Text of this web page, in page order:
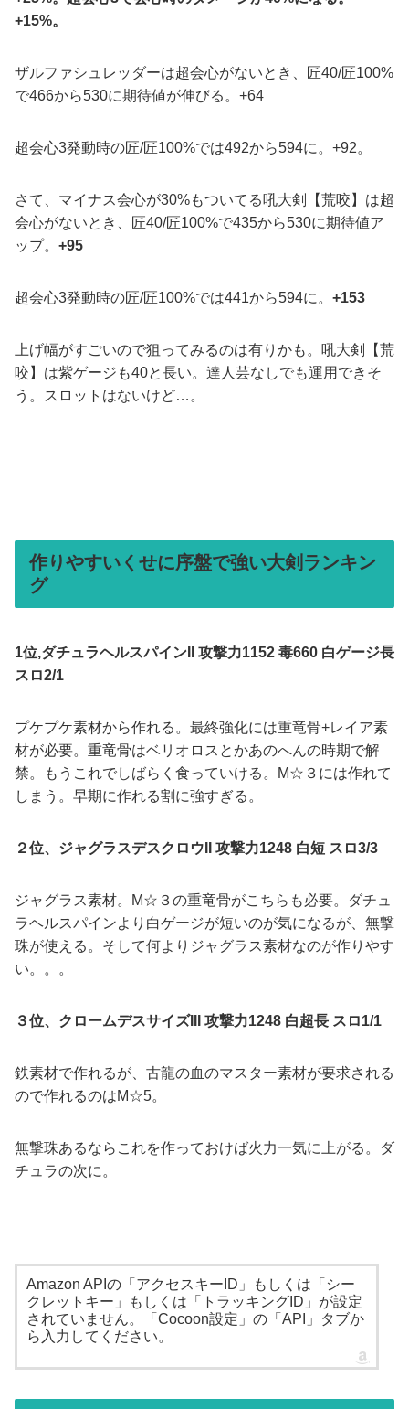
+15%。
ザルファシュレッダーは超会心がないとき、匠40/匠100%
で466から530に期待値が伸びる。+64
超会心3発動時の匠/匠100%では492から594に。+92。
さて、マイナス会心が30%もついてる吼大剣【荒咬】は超
会心がないとき、匠40/匠100%で435から530に期待値ア
ップ。 +95
超会心3発動時の匠/匠100%では441から594に。 +153
上げ幅がすごいので狙ってみるのは有りかも。吼大剣【荒
咬】は紫ゲージも40と長い。達人芸なしでも運用できそ
う。スロットはないけど…。
作りやすいくせに序盤で強い大剣ランキン
グ
1位,ダチュラヘルスパインII
攻撃力1152 毒660 白ゲージ長
スロ2/1
プケプケ素材から作れる。最終強化には重竜骨+レイア素
材が必要。重竜骨はベリオロスとかあのへんの時期で解
禁。もうこれでしばらく食っていける。M☆３には作れて
しまう。早期に作れる割に強すぎる。
２位、ジャグラスデスクロウII 攻撃力1248 白短 スロ3/3
ジャグラス素材。M☆３の重竜骨がこちらも必要。ダチュ
ラヘルスパインより白ゲージが短いのが気になるが、無撃
珠が使える。そして何よりジャグラス素材なのが作りやす
い。。。
３位、クロームデスサイズIII 攻撃力1248 白超長 スロ1/1
鉄素材で作れるが、古龍の血のマスター素材が要求される
ので作れるのはM☆5。
無撃珠あるならこれを作っておけば火力一気に上がる。ダ
チュラの次に。
Amazon APIの「アクセスキーID」もしくは「シー
クレットキー」もしくは「トラッキングID」が設定
されていません。「Cocoon設定」の「API」タブか
ら入力してください。